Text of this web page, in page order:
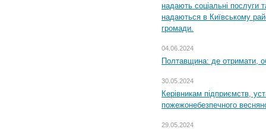
надають соціальні послуги
надаються в Київському
громади.
04.06.2024
Полтавщина: де отримати,
30.05.2024
Керівникам підприємств,
пожежонебезпечного
29.05.2024